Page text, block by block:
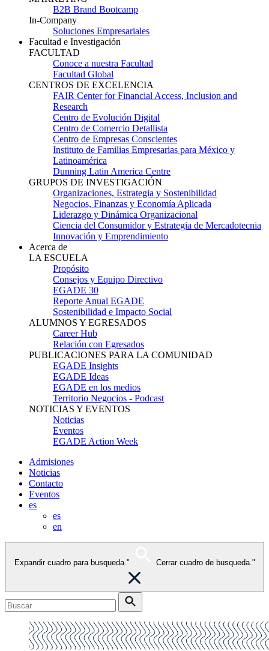
B2B Brand Bootcamp
In-Company
Soluciones Empresariales
Facultad e Investigación
FACULTAD
Conoce a nuestra Facultad
Facultad Global
CENTROS DE EXCELENCIA
FAIR Center for Financial Access, Inclusion and
Research
Centro de Evolución Digital
Centro de Comercio Detallista
Centro de Empresas Conscientes
Instituto de Familias Empresarias para México y
Latinoamérica
Dunning Latin America Centre
GRUPOS DE INVESTIGACIÓN
Organizaciones, Estrategia y Sostenibilidad
Negocios, Finanzas y Economía Aplicada
Liderazgo y Dinámica Organizacional
Ciencia del Consumidor y Estrategia de Mercadotecnia
Innovación y Emprendimiento
Acerca de
LA ESCUELA
Propósito
Consejos y Equipo Directivo
EGADE 30
Reporte Anual EGADE
Sostenibilidad e Impacto Social
ALUMNOS Y EGRESADOS
Career Hub
Relación con Egresados
PUBLICACIONES PARA LA COMUNIDAD
EGADE Insights
EGADE Ideas
EGADE en los medios
Territorio Negocios - Podcast
NOTICIAS Y EVENTOS
Noticias
Eventos
EGADE Action Week
Admisiones
Noticias
Contacto
Eventos
es
es
en
Expandir cuadro para busqueda." Cerrar cuadro de busqueda."